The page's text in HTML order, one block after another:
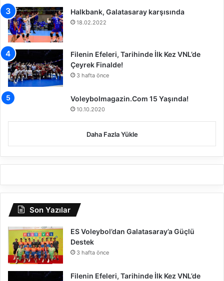
s
t
ü
n
d
a
ğ
H
a
r
k
t
i
n
S
ç
t
i
Halkbank, Galatasaray karşısında
18.02.2022
Filenin Efeleri, Tarihinde İlk Kez VNL’de
Çeyrek Finalde!
3 hafta önce
Voleybolmagazin.Com 15 Yaşında!
10.10.2020
Daha Fazla Yükle
Son Yazılar
ES Voleybol’dan Galatasaray’a Güçlü
Destek
3 hafta önce
Filenin Efeleri, Tarihinde İlk Kez VNL’de